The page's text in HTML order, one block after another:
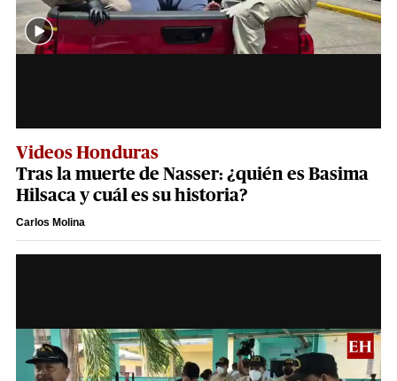
Videos Honduras
Tras la muerte de Nasser: ¿quién es Basima
Hilsaca y cuál es su historia?
Carlos Molina